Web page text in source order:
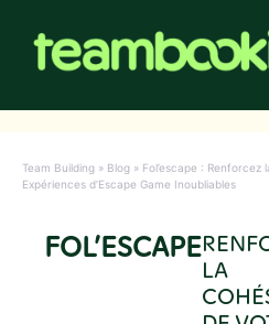
contenu
Team Building » Blog » Fol’escape :
Expériences d’Escape Game Inoubliables
FOL’ESCAPE
LA